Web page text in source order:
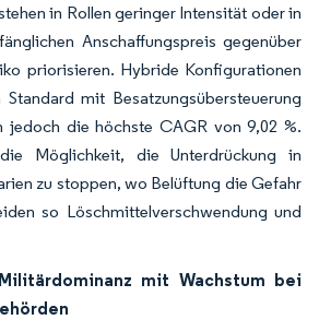
in Rollen geringer Intensität oder in
Anschaffungspreis gegenüber
priorisieren. Hybride Konfigurationen
mit Besatzungsübersteuerung
jedoch die höchste CAGR von 9,02 %.
Möglichkeit, die Unterdrückung in
zu stoppen, wo Belüftung die Gefahr
so Löschmittelverschwendung und
mit Wachstum bei